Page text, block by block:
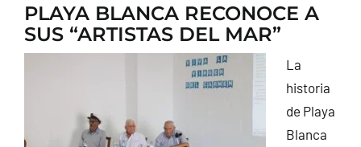
PLAYA BLANCA RECONOCE A
SUS “ARTISTAS DEL MAR”
La
historia
de Playa
Blanca